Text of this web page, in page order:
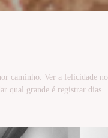
caminho. Ver a felicidade no
qual grande é registrar dias